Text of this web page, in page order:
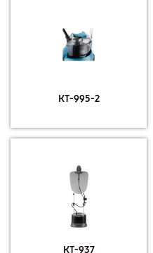
КТ-995-2
КТ-937